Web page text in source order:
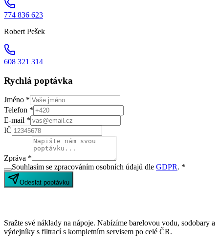
774 836 623
Robert Pešek
608 321 314
Rychlá poptávka
Jméno *
Telefon *
E-mail *
IČ
Zpráva *
Souhlasím se zpracováním osobních údajů dle GDPR. *
Odeslat poptávku
Sražte své náklady na nápoje. Nabízíme barelovou vodu, sodobary a
výdejníky s filtrací s kompletním servisem po celé ČR.